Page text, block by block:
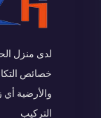
خصائص
والأرضية أي
التركيب